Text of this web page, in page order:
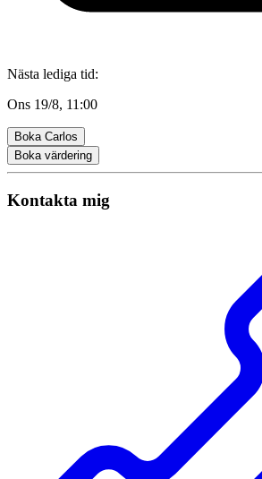
Nästa lediga tid:
Ons 19/8, 11:00
Boka Carlos
Boka värdering
Kontakta mig